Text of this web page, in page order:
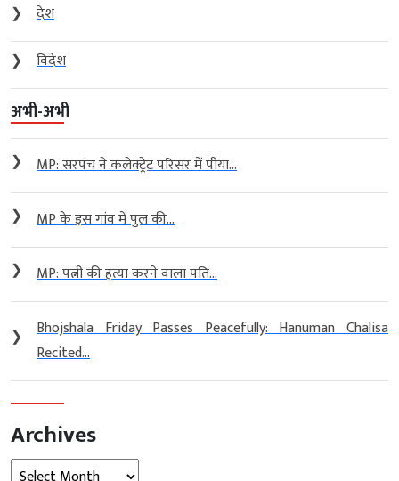
❯
देश
❯
विदेश
अभी-अभी
❯ MP: सरपंच ने कलेक्ट्रेट परिसर में पीया...
❯ MP के इस गांव में पुल की...
❯ MP: पत्नी की हत्या करने वाला पति...
❯
Bhojshala Friday Passes Peacefully: Hanuman Chalisa
Recited...
Archives
Archives